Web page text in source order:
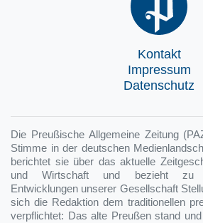
Kontakt
Impressum
Datenschutz
Die Preußische Allgemeine Zeitung
Stimme in der deutschen
berichtet sie über das aktuelle
und Wirtschaft und bezieht zu
Entwicklungen unserer Gesellschaft
sich die Redaktion dem traditionellen
verpflichtet: Das alte Preußen stand